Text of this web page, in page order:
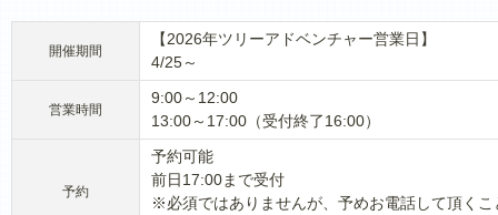
開催期間
【2026年ツリーアドベンチャー営業日】
4/25～
営業時間
9:00～12:00
13:00～17:00（受付終了16:00）
予約
予約可能
前日17:00まで受付
※必須ではありませんが、予めお電話して頂くこ